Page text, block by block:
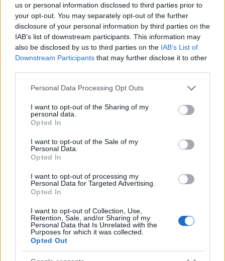
us or personal information disclosed to third parties prior to
your opt-out. You may separately opt-out of the further
disclosure of your personal information by third parties on the
IAB’s list of downstream participants. This information may
also be disclosed by us to third parties on the IAB’s List of
Downstream Participants that may further disclose it to other
Please note that this website/app uses one or more Google
not limited to your visit or usage behaviour. You may click to
grant or deny consent to Google and its third-party tags to
use your data for below specified purposes in below Google
consent section.
Personal Data Processing Opt Outs
I want to opt-out of the Sharing of my
personal data.
Opted In
I want to opt-out of the Sale of my
Personal Data.
Opted In
I want to opt-out of processing my
Personal Data for Targeted Advertising.
Opted In
I want to opt-out of Collection, Use,
Retention, Sale, and/or Sharing of my
Personal Data that Is Unrelated with the
Purposes for which it was collected.
Opted Out